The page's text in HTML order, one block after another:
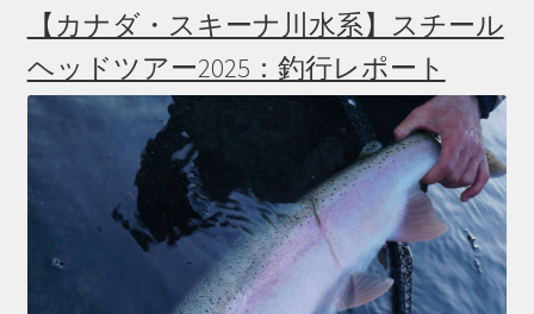
【カナダ・スキーナ川水系】スチール
ヘッドツアー2025：釣行レポート